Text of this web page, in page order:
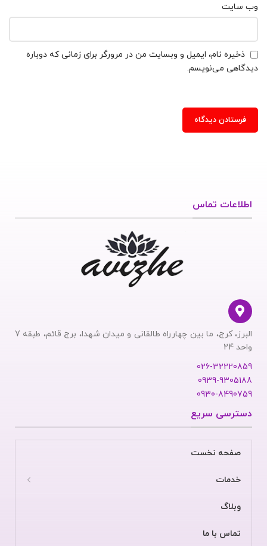
وب‌ سایت
ذخیره نام، ایمیل و وبسایت من در مرورگر برای زمانی که دوباره
دیدگاهی می‌نویسم.
اطلاعات تماس
البرز، کرج، ما بین چهارراه طالقانی و میدان شهدا، برج قائم، طبقه 7
واحد 24
026-32220859
0939-9305188
0930-8490759
دسترسی سریع
صفحه نخست
خدمات
وبلاگ
تماس با ما